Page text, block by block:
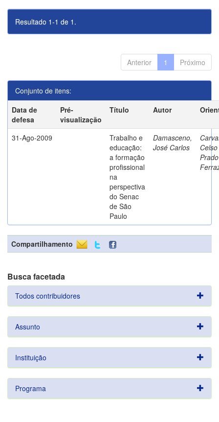
Resultado 1-1 de 1.
Anterior 1 Próximo
Conjunto de itens:
Data de
defesa
Pré-
visualização
Título Autor
31-Ago-2009
Trabalho e
educação:
a formação
profissional
na
perspectiva
do Senac
de São
Paulo
Damasceno,
José Carlos
Prado
Compartilhamento
Busca facetada
Todos contribuidores
Assunto
Instituição
Programa